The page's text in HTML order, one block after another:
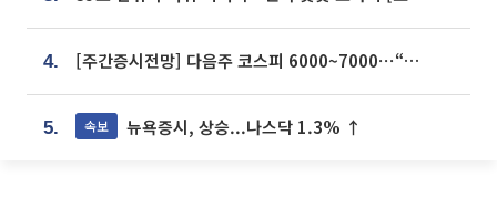
4. [주간증시전망] 다음주 코스피 6000~7000⋯“外人 수급은 정책이 변수”
5. 속보 뉴욕증시, 상승...나스닥 1.3% ↑